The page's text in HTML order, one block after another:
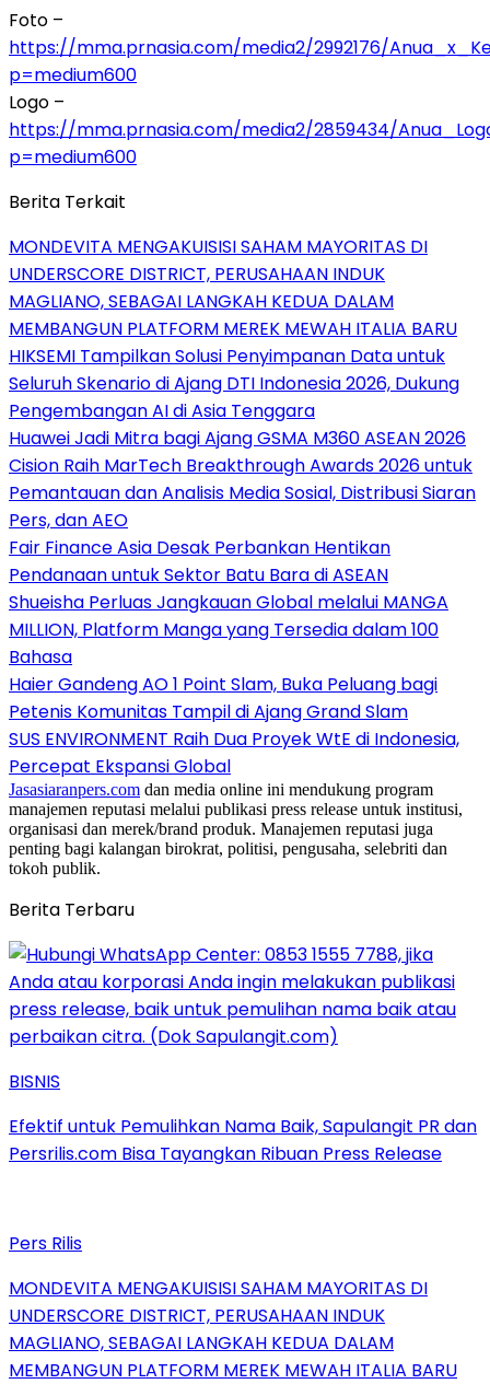
Foto –
https://mma.prnasia.com/media2/2992176/
p=medium600
Logo –
https://mma.prnasia.com/media2/2859434/
p=medium600
Berita Terkait
MONDEVITA MENGAKUISISI SAHAM MAYORITAS DI
UNDERSCORE DISTRICT, PERUSAHAAN INDUK
MAGLIANO, SEBAGAI LANGKAH KEDUA DALAM
MEMBANGUN PLATFORM MEREK MEWAH ITALIA BARU
HIKSEMI Tampilkan Solusi Penyimpanan Data untuk
Seluruh Skenario di Ajang DTI Indonesia 2026, Dukung
Pengembangan AI di Asia Tenggara
Huawei Jadi Mitra bagi Ajang GSMA M360 ASEAN 2026
Cision Raih MarTech Breakthrough Awards 2026 untuk
Pemantauan dan Analisis Media Sosial, Distribusi Siaran
Pers, dan AEO
Fair Finance Asia Desak Perbankan Hentikan
Pendanaan untuk Sektor Batu Bara di ASEAN
Shueisha Perluas Jangkauan Global melalui MANGA
MILLION, Platform Manga yang Tersedia dalam 100
Bahasa
Haier Gandeng AO 1 Point Slam, Buka Peluang bagi
Petenis Komunitas Tampil di Ajang Grand Slam
SUS ENVIRONMENT Raih Dua Proyek WtE di Indonesia,
Percepat Ekspansi Global
Jasasiaranpers.com dan media online ini mendukung program
manajemen reputasi melalui publikasi press release untuk institusi,
organisasi dan merek/brand produk. Manajemen reputasi juga
penting bagi kalangan birokrat, politisi, pengusaha, selebriti dan
tokoh publik.
Berita Terbaru
BISNIS
Efektif untuk Pemulihkan Nama Baik, Sapulangit PR dan
Persrilis.com Bisa Tayangkan Ribuan Press Release
Pers Rilis
MONDEVITA MENGAKUISISI SAHAM MAYORITAS DI
UNDERSCORE DISTRICT, PERUSAHAAN INDUK
MAGLIANO, SEBAGAI LANGKAH KEDUA DALAM
MEMBANGUN PLATFORM MEREK MEWAH ITALIA BARU